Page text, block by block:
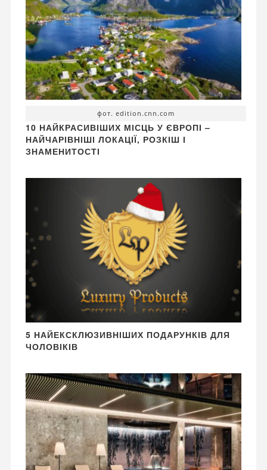
фот. edition.cnn.com
10 НАЙКРАСИВІШИХ МІСЦЬ У ЄВРОПІ –
НАЙЧАРІВНІШІ ЛОКАЦІЇ, РОЗКІШ І
ЗНАМЕНИТОСТІ
5 НАЙЕКСКЛЮЗИВНІШИХ ПОДАРУНКІВ ДЛЯ
ЧОЛОВІКІВ